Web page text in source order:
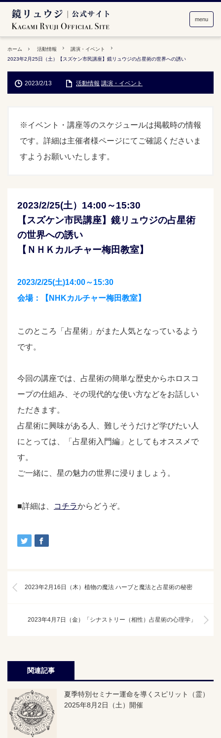
menu
ホーム 活動情報
講演・イベント
2023年2月25日（土）【スズケン市民講座】鏡リュウジの占星術の世界への誘い
2023/2/13 活動情報 講演・イベント
※イベント・講座等のスケジュールは掲載時の情報
です。詳細は主催者様ページにてご確認くださいま
すようお願いいたします。
2023/2/25(土）14:00～15:30
【スズケン市民講座】鏡リュウジの占星術
の世界への誘い
【ＮＨＫカルチャー梅田教室】
2023/2/25(土)14:00～15:30
会場：【NHKカルチャー梅田教室】
このところ「占星術」がまた人気となっているよう
です。
今回の講座では、占星術の簡単な歴史からホロスコ
ープの仕組み、その現代的な使い方などをお話しい
ただきます。
占星術に興味がある人、難しそうだけど学びたい人
にとっては、「占星術入門編」としてもオススメで
す。
ご一緒に、星の魅力の世界に浸りましょう。
■詳細は、 コチラからどうぞ。
2023年2月16日（木）植物の魔法 ハーブと魔法と占星術の秘密
2023年4月7日（金）「シナストリー（相性）占星術の心理学」
関連記事
夏季特別セミナー運命を導くスピリット（霊）
2025年8月2日（土）開催